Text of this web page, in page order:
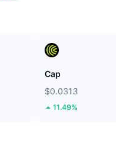
Cap
$0.0313
11.49%